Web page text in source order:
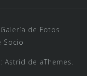
Galería de Fotos
Socio
Astrid de aThemes.